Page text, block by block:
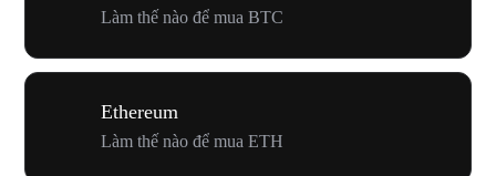
Làm thế nào để mua BTC
Ethereum
Làm thế nào để mua ETH